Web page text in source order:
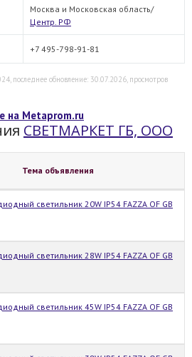
Москва и Московская область/
Центр. РФ
+7 495-798-91-81
последнее обновление: 30.07.2026, просмотров
на Metaprom.ru
СВЕТМАРКЕТ ГБ, ООО
Тема объявления
светильник 20W IP54 FAZZA OF GB
светильник 28W IP54 FAZZA OF GB
светильник 45W IP54 FAZZA OF GB